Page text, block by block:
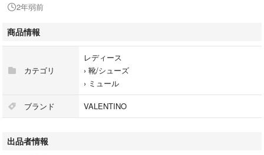
2年弱前
商品情報
カテゴリ
レディース
› 靴/シューズ
› ミュール
ブランド VALENTINO
出品者情報